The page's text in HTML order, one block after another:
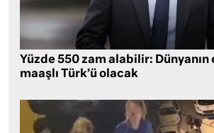
Yüzde 550 zam alabilir: Dünyanın
maaşlı Türk’ü olacak